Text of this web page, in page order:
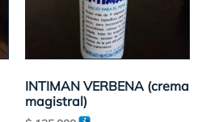
INTIMAN VERBENA (crema
magistral)